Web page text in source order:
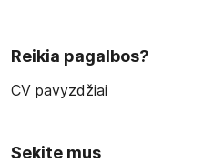
Reikia pagalbos?
CV pavyzdžiai
Sekite mus